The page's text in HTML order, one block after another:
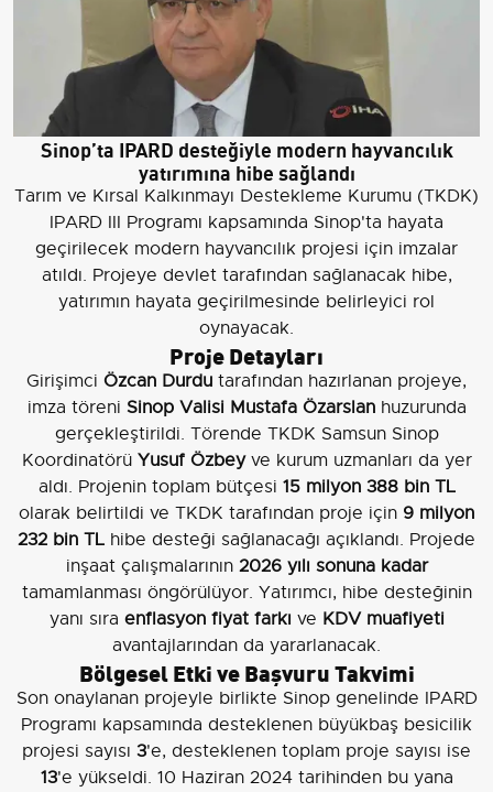
Sinop’ta IPARD desteğiyle modern hayvancılık
yatırımına hibe sağlandı
Tarım ve Kırsal Kalkınmayı Destekleme Kurumu (TKDK)
IPARD III Programı kapsamında Sinop'ta hayata
geçirilecek modern hayvancılık projesi için imzalar
atıldı. Projeye devlet tarafından sağlanacak hibe,
yatırımın hayata geçirilmesinde belirleyici rol
oynayacak.
Proje Detayları
Girişimci Özcan Durdu tarafından hazırlanan projeye,
imza töreni Sinop Valisi Mustafa Özarslanhuzurunda
gerçekleştirildi. Törende TKDK Samsun Sinop
Koordinatörü Yusuf Özbeyve kurum uzmanları da yer
aldı. Projenin toplam bütçesi 15 milyon 388 bin TL
olarak belirtildi ve TKDK tarafından proje için 9 milyon
232 bin TL hibe desteği sağlanacağı açıklandı. Projede
inşaat çalışmalarının 2026 yılı sonuna kadar
tamamlanması öngörülüyor. Yatırımcı, hibe desteğinin
yanı sıra enflasyon fiyat farkı ve KDV muafiyeti
avantajlarından da yararlanacak.
Bölgesel Etki ve Başvuru Takvimi
Son onaylanan projeyle birlikte Sinop genelinde IPARD
Programı kapsamında desteklenen büyükbaş besicilik
projesi sayısı 3'e, desteklenen toplam proje sayısı ise
13'e yükseldi. 10 Haziran 2024 tarihinden bu yana